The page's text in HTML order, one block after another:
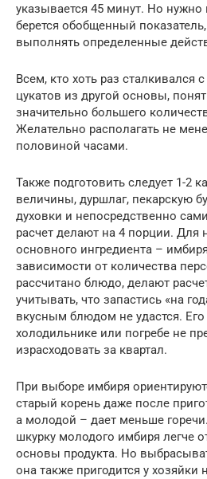
указывается 45 минут. Но нужно
берется обобщенный
выполнять определенные
Всем, кто хоть раз сталкивался
цукатов из другой основы,
значительно большего
Желательно располагать не
половиной часами.
Также подготовить следует 1-2
величины, дуршлаг, пекарскую
духовки и непосредственно
расчет делают на 4 порции. Для
основного ингредиента –
зависимости от количества
рассчитано блюдо, делают
учитывать, что запастись «на
вкусным блюдом не удастся. Его
холодильнике или погребе не
израсходовать за квартал.
При выборе имбиря
старый корень даже после
а молодой – дает меньше
шкурку молодого имбиря легче
основы продукта. Но
она также пригодится у хозяйки